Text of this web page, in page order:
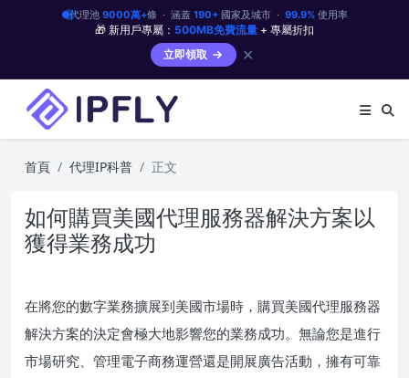
代理池 9000萬+條 · 涵蓋 190+國家及城市 · 99.9%使用率
🎁 新用戶專屬： 500MB免費流量 + 專屬折扣
立即領取
✕
首頁 代理IP科普 正文
如何購買美國代理服務器解決方案以
獲得業務成功
在將您的數字業務擴展到美國市場時，購買美國代理服務器
解決方案的決定會極大地影響您的業務成功。無論您是進行
市場研究、管理電子商務運營還是開展廣告活動，擁有可靠